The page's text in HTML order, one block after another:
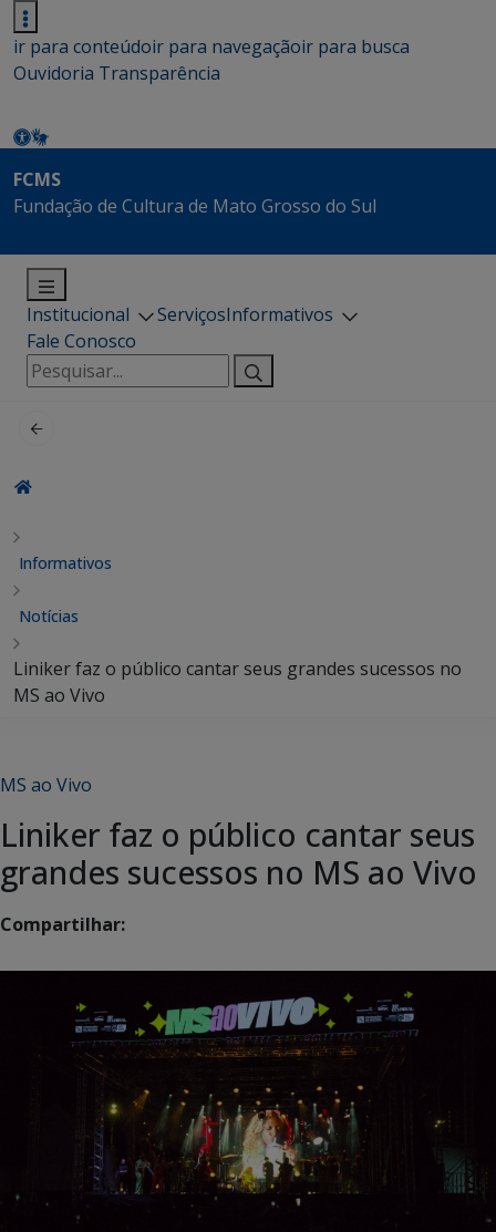
ir para conteúdoir para navegaçãoir para busca
Ouvidoria Transparência
FCMS
Fundação de Cultura de Mato Grosso do Sul
Institucional ServiçosInformativos
Fale Conosco
Pesquisar
por:
Informativos
Notícias
Liniker faz o público cantar seus grandes sucessos no
MS ao Vivo
MS ao Vivo
Liniker faz o público cantar seus
grandes sucessos no MS ao Vivo
Compartilhar: